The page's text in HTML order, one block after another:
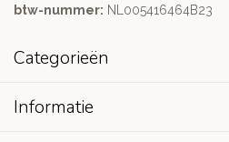
btw-nummer: NL005416464B23
Categorieën
Informatie